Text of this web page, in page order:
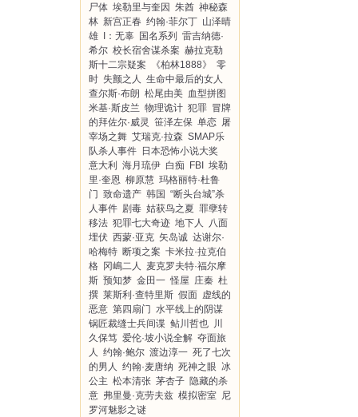
尸体 埃勒里与奎因 朱酋 神秘森
林 新宫正春 约翰·菲尔丁 山泽晴
雄
I：无辜 国名系列
雷吉纳德·
希尔 校长宿舍谋杀案 赫拉克勒
斯十二宗疑案
《柏林1888》
零
时 失颤之人 生命中最后的女人
查尔斯·布朗 松尾由美 血型拼图
米基·斯皮兰 物理诡计 犯罪 冒牌
的拜佐尔·威灵 笹泽左保 单恋 屠
宰场之舞 艾瑞克·拉森 SMAP乐
队杀人事件 日本恐怖小说大奖
意大利
海月琉伊 白痴 FBI
埃勒
里·奎恩 柳原慧 玛格丽特·杜鲁
门 致命遗产 韩国 “断头台城”杀
人事件 剧毒 姑获鸟之夏 罪孽转
移法 犯罪七大奇迹 地下人
八面
埋伏 西蒙·亚克 矢岛诚 达谢尔·
哈梅特 断项之案 卡米拉·拉克伯
格 冈嶋二人
麦克罗夫特·福尔摩
斯 预知梦 金田一 怪屋 庄秦 杜
撰 莱斯利·查特里斯 假面 虚线的
恶意 第四扇门 水平线上的阴谋
锅匠裁缝士兵间谍 鲇川哲也 川
久保笃 爱伦·坡小说全解 夺面旅
人 约翰·鲍尔 渡边淳一 死了七次
的男人 约翰·麦唐纳 死神之眼 冰
公主 松本清张 茅杏子 隐藏的杀
意 弗里曼·克劳夫兹 模拟密室 尼
罗河魅影之谜